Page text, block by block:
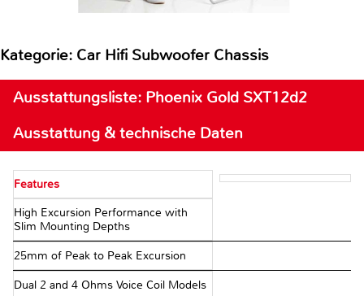
Kategorie: Car Hifi Subwoofer Chassis
Ausstattungsliste: Phoenix Gold SXT12d2
Ausstattung & technische Daten
Features
High Excursion Performance with
Slim Mounting Depths
25mm of Peak to Peak Excursion
Dual 2 and 4 Ohms Voice Coil Models